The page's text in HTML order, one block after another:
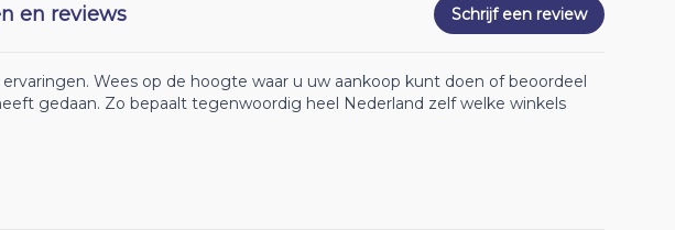
en reviews Schrijf een review
Wees op de hoogte waar u uw aankoop kunt doen of beoordeel
gedaan. Zo bepaalt tegenwoordig heel Nederland zelf welke winkels